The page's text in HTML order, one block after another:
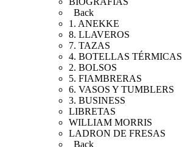
Back
1. ANEKKE
8. LLAVEROS
7. TAZAS
4. BOTELLAS TÉRMICAS
2. BOLSOS
5. FIAMBRERAS
6. VASOS Y TUMBLERS
3. BUSINESS
LIBRETAS
WILLIAM MORRIS
LADRON DE FRESAS
Back